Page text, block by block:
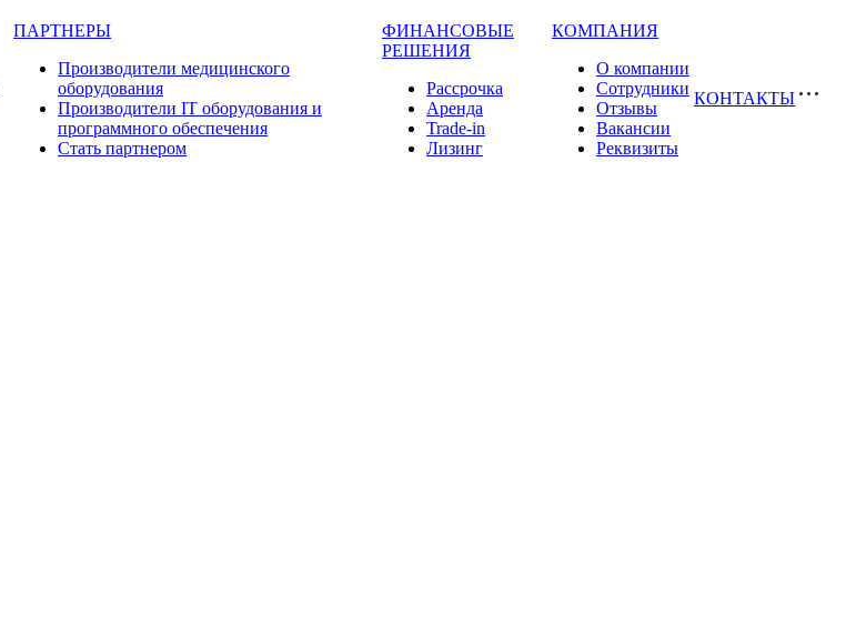
ПАРТНЕРЫ
Производители медицинского
оборудования
Производители IT оборудования и
программного обеспечения
Стать партнером
ФИНАНСОВЫЕ
РЕШЕНИЯ
Рассрочка
Аренда
Trade-in
Лизинг
КОМПАНИЯ
О компании
Сотрудники
Отзывы
Вакансии
Реквизиты
КОНТАКТЫ